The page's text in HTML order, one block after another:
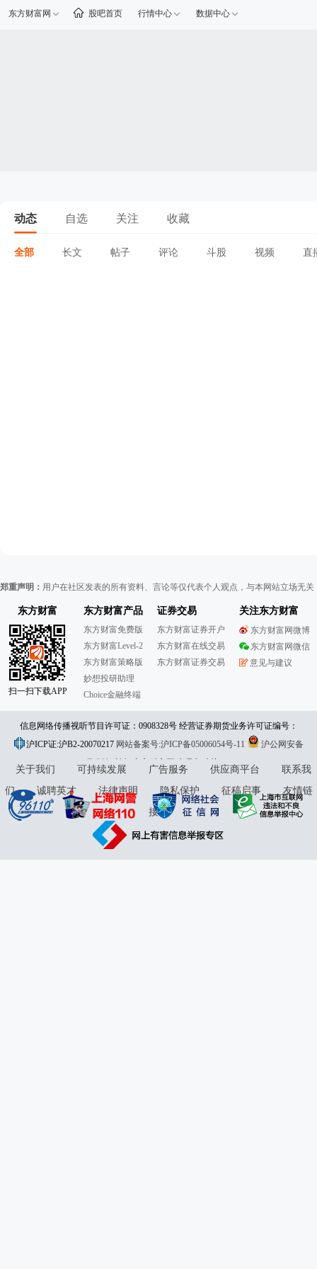
东方财富网 股吧首页 行情中心 数据中心
动态 自选 关注 收藏
全部 长文 帖子 评论 斗股 视频 直
郑重声明： 用户在社区发表的所有资料、言论等仅代表个人观点，与本网站立场无
东方财富
扫一扫下载APP
东方财富产品
东方财富免费版
东方财富Level-2
东方财富策略版
妙想投研助理
Choice金融终端
证券交易
东方财富证券开户
东方财富在线交易
东方财富证券交易
关注东方财富
东方财富网微博
东方财富网微信
意见与建议
信息网络传播视听节目许可证：0908328号 经营证券期货业务许可证编号：
913101046312860336 违法和不良信息举报:021-61278686 举报邮箱：
jubao@eastmoney.com
沪ICP证:沪B2-20070217 网站备案号:沪ICP备05006054号-11
沪公网安备
31010402000120号版权所有:东方财富网意见与建议:4000300059/952500
关于我们 可持续发展 广告服务 供应商平台
联系我
们
诚聘英才 法律声明 隐私保护 征稿启事
友情链
接